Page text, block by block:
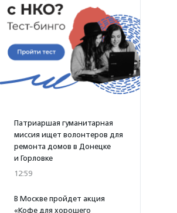
Патриаршая гуманитарная
миссия ищет волонтеров для
ремонта домов в Донецке
и Горловке
12:59
В Москве пройдет акция
«Кофе для хорошего